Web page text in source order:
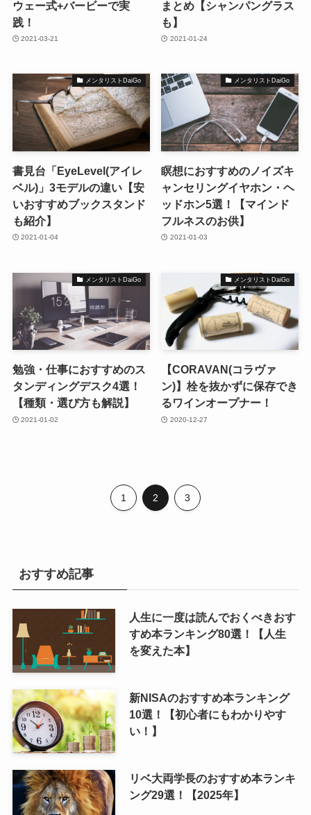
ウェー式+バービーで実
践！
2021-03-21
まとめ【シャンパングラス
も】
2021-01-24
メンタリストDaiGo
書見台「EyeLevel(アイレ
ベル)」3モデルの違い【安
いおすすめブックスタンド
も紹介】
2021-01-04
メンタリストDaiGo
瞑想におすすめのノイズキ
ャンセリングイヤホン・ヘ
ッドホン5選！【マインド
フルネスのお供】
2021-01-03
メンタリストDaiGo
勉強・仕事におすすめのス
タンディングデスク4選！
【種類・選び方も解説】
2021-01-02
メンタリストDaiGo
【CORAVAN(コラヴァ
ン)】栓を抜かずに保存でき
るワインオープナー！
2020-12-27
1 2 3
おすすめ記事
人生に一度は読んでおくべきおす
すめ本ランキング80選！【人生
を変えた本】
新NISAのおすすめ本ランキング
10選！【初心者にもわかりやす
い！】
リベ大両学長のおすすめ本ランキ
ング29選！【2025年】